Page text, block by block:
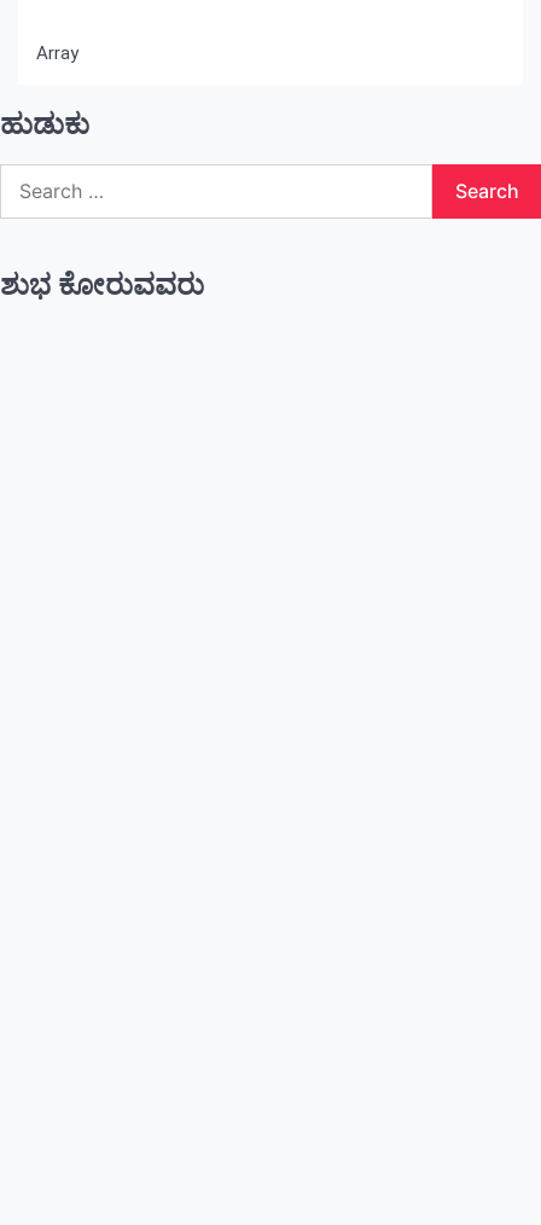
Array
ಹುಡುಕು
for:
ಶುಭ ಕೋರುವವರು